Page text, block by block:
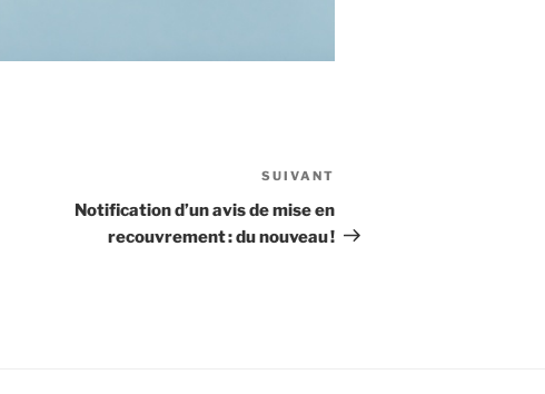
suivant
SUIVANT
Notification d’un avis de mise en
recouvrement : du nouveau !